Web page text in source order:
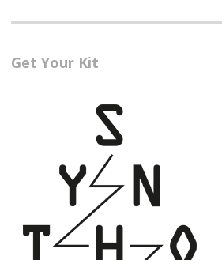
Get Your Kit